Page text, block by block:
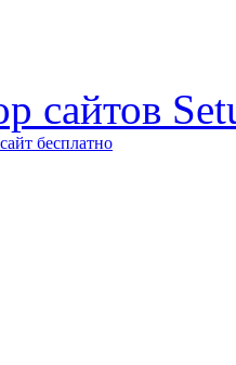
сайтов
бесплатно